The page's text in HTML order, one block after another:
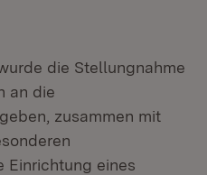
die Stellungnahme
an die
zusammen mit
Einrichtung eines